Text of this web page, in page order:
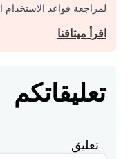
لمراجعة قواعد الاستخدام
اقرأ ميثاقنا
تعليقاتكم
تعليق